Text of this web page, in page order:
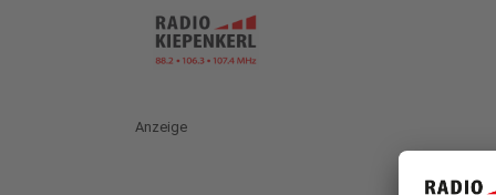
Anzeige